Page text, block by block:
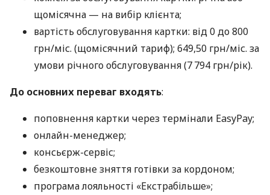
щомісячна — на вибір клієнта;
вартість обслуговування картки: від 0 до 800
грн/міс. (щомісячний тариф); 649,50 грн/міс. за
умови річного обслуговування (7 794 грн/рік).
До основних переваг входять:
поповнення картки через термінали EasyPay;
онлайн-менеджер;
консьєрж-сервіс;
безкоштовне зняття готівки за кордоном;
програма лояльності «Екстрабільше»;